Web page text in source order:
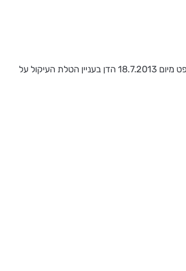
מצורף תקציר מכתב התביעה שהוגש ע"י ארגון גמלאי דיסקונט, שהכינה עבורנו עו"ד בת שבע אדיב, נגד הועד הארצי וכן החלטת בית המשפט מיום 18.7.2013 הדן בעניין הטלת העיקול על